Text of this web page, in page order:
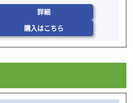
詳細
購入はこちら